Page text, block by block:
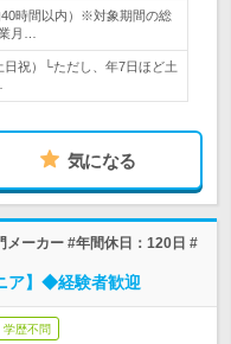
時間以内）※対象期間の総
月…
日祝）└ただし、年7日ほど土
気になる
メーカー #年間休日：120日 #
ア】◆経験者歓迎
学歴不問